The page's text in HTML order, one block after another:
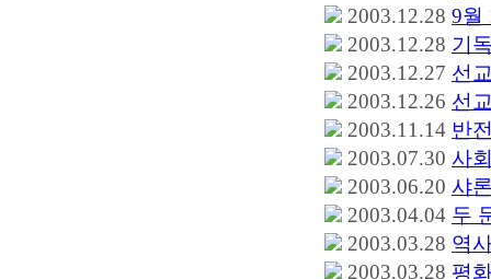
2003.12.28 9월
2003.12.28 기
2003.12.27 선
2003.12.26 선
2003.11.14 반
2003.07.30 사
2003.06.20 샤
2003.04.04 두
2003.03.28 역
2003.03.28 평